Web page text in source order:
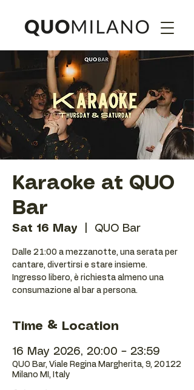
Karaoke at QUO
Bar
Sat 16 May QUO Bar
Dalle 21:00 a mezzanotte, una serata per
cantare, divertirsi e stare insieme.
Ingresso libero, è richiesta almeno una
consumazione al bar a persona.
Time & Location
16 May 2026, 20:00 – 23:59
QUO Bar, Viale Regina Margherita, 9, 20122
Milano MI, Italy